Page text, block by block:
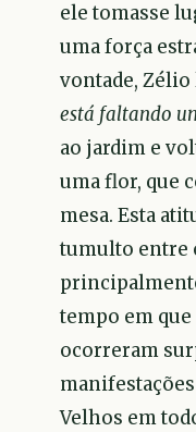
ele tomasse
uma força
vontade,
está faltando
ao jardim e
uma flor, que
mesa. Esta
tumulto entre
tempo em
ocorreram
Velhos em